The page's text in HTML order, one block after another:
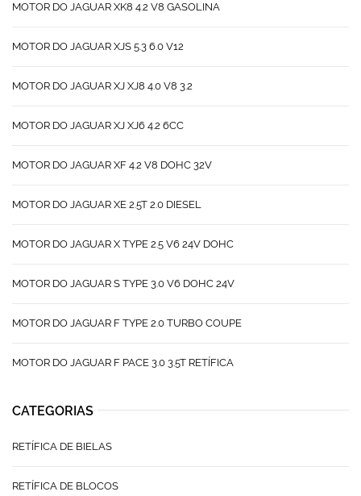
MOTOR DO JAGUAR XK8 4.2 V8 GASOLINA
MOTOR DO JAGUAR XJS 5.3 6.0 V12
MOTOR DO JAGUAR XJ XJ8 4.0 V8 3.2
MOTOR DO JAGUAR XJ XJ6 4.2 6CC
MOTOR DO JAGUAR XF 4.2 V8 DOHC 32V
MOTOR DO JAGUAR XE 2.5T 2.0 DIESEL
MOTOR DO JAGUAR X TYPE 2.5 V6 24V DOHC
MOTOR DO JAGUAR S TYPE 3.0 V6 DOHC 24V
MOTOR DO JAGUAR F TYPE 2.0 TURBO COUPE
MOTOR DO JAGUAR F PACE 3.0 3.5T RETÍFICA
CATEGORIAS
RETÍFICA DE BIELAS
RETÍFICA DE BLOCOS